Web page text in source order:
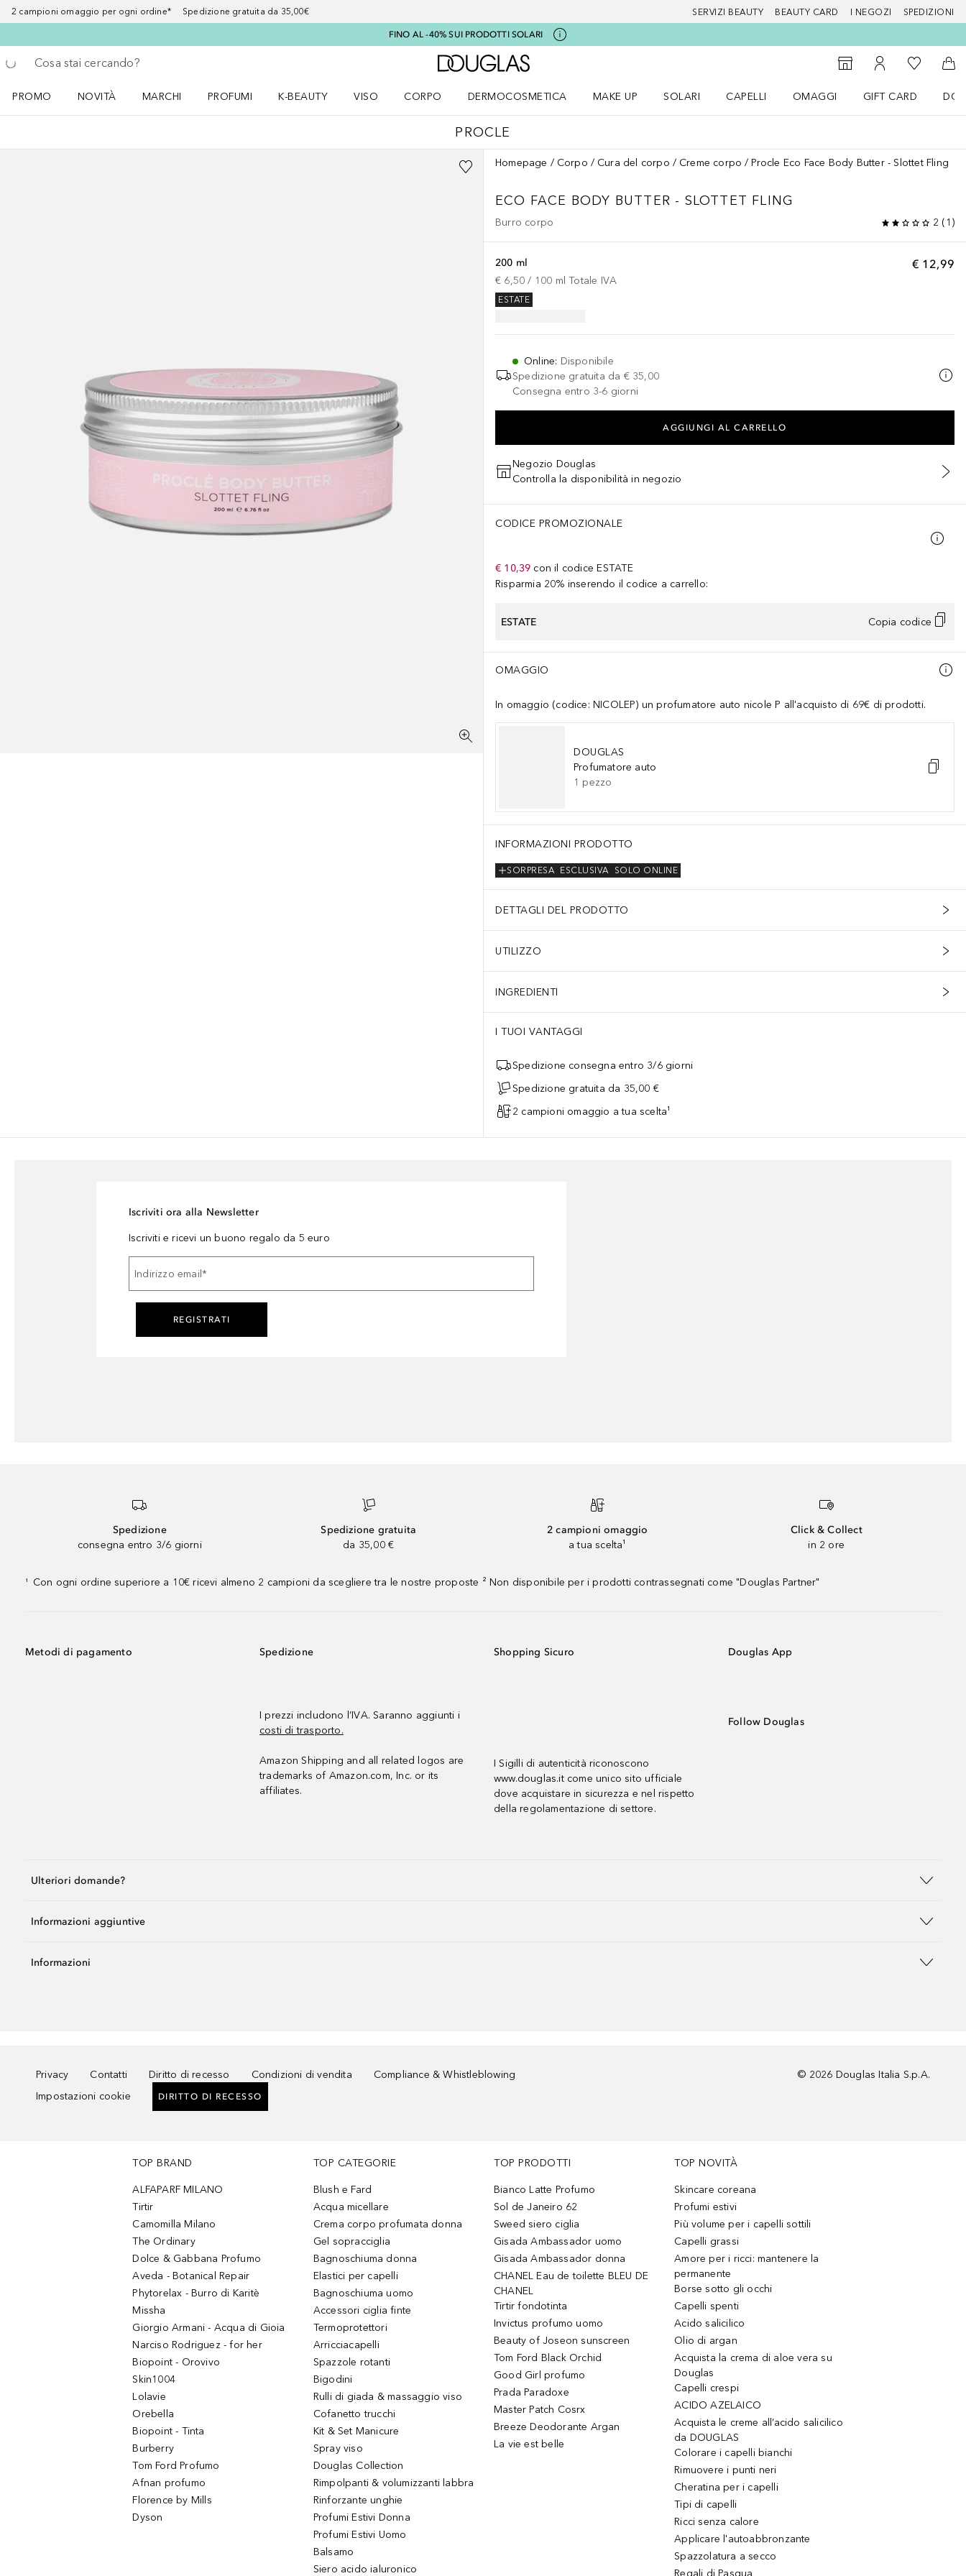
2 campioni omaggio per ogni ordine* Spedizione gratuita da 35,00€ SERVIZI BEAUTY BEAUTY CARD I NEGOZI SPEDIZIONI
FINO AL -40% SUI PRODOTTI SOLARI
Torna indietro
Esegui ricerca
A Douglas Home
StorefinderAl Mio Account
Alla Mia
Al
PROMO
NOVITÀ
MARCHI
PROFUMI
K-BEAUTY
VISO
CORPO
DERMOCOSMETICA
MAKE UP
SOLARI
CAPELLI
OMAGGI
GIFT CARD
PROCLE
Homepage Corpo Cura del corpo Creme corpo Procle Eco Face Body Butter - Slottet Fling
ECO FACE BODY BUTTER - SLOTTET FLING
Burro corpo 2 ( 1 )
€ 12,99
200 ml
€ 6,50 / 100 ml Totale IVA
ESTATE
Online: Disponibile
Spedizione gratuita da € 35,00
Consegna entro 3-6 giorni
AGGIUNGI AL CARRELLO
Negozio Douglas
Controlla la disponibilità in negozio
CODICE PROMOZIONALE
€ 10,39 con il codice ESTATE
Risparmia 20% inserendo il codice a carrello:
ESTATE Copia codice
OMAGGIO
In omaggio (codice: NICOLEP) un profumatore auto nicole P all'acquisto di 69€ di prodotti.
DOUGLAS
Profumatore auto
1 pezzo
INFORMAZIONI PRODOTTO
SOLO ONLINE
ESCLUSIVA
SORPRESA
DETTAGLI DEL PRODOTTO
UTILIZZO
INGREDIENTI
I TUOI VANTAGGI
Spedizione consegna entro 3/6 giorni
Spedizione gratuita da 35,00 €
2 campioni omaggio a tua scelta¹
Iscriviti ora alla Newsletter
Iscriviti e ricevi un buono regalo da 5 euro
Indirizzo email *
REGISTRATI
Spedizione
consegna entro 3/6 giorni
Spedizione gratuita
da 35,00 €
2 campioni omaggio
a tua scelta¹
Click & Collect
in 2 ore
¹ Con ogni ordine superiore a 10€ ricevi almeno 2 campioni da scegliere tra le nostre proposte ² Non disponibile per i prodotti contrassegnati come "Douglas Partner"
Metodi di pagamento Spedizione
I prezzi includono l’IVA. Saranno aggiunti i
costi di trasporto.
Amazon Shipping and all related logos are
trademarks of Amazon.com, Inc. or its
affiliates.
Shopping Sicuro
I Sigilli di autenticità riconoscono
www.douglas.it come unico sito ufficiale
dove acquistare in sicurezza e nel rispetto
della regolamentazione di settore.
Douglas App
Follow Douglas
Ulteriori domande?
Informazioni aggiuntive
Informazioni
Privacy Contatti Diritto di recesso Condizioni di vendita
Compliance & Whistleblowing
Impostazioni cookie
DIRITTO DI RECESSO
© 2026 Douglas Italia S.p.A.
TOP BRAND
ALFAPARF MILANO
Tirtir
Camomilla Milano
The Ordinary
Dolce & Gabbana Profumo
Aveda - Botanical Repair
Phytorelax - Burro di Karitè
Missha
Giorgio Armani - Acqua di Gioia
Narciso Rodriguez - for her
Biopoint - Orovivo
Skin1004
Lolavie
Orebella
Biopoint - Tinta
Burberry
Tom Ford Profumo
Afnan profumo
Florence by Mills
Dyson
TOP CATEGORIE
Blush e Fard
Acqua micellare
Crema corpo profumata donna
Gel sopracciglia
Bagnoschiuma donna
Elastici per capelli
Bagnoschiuma uomo
Accessori ciglia finte
Termoprotettori
Arricciacapelli
Spazzole rotanti
Bigodini
Rulli di giada & massaggio viso
Cofanetto trucchi
Kit & Set Manicure
Spray viso
Douglas Collection
Rimpolpanti & volumizzanti labbra
Rinforzante unghie
Profumi Estivi Donna
Profumi Estivi Uomo
Balsamo
Siero acido ialuronico
TOP PRODOTTI
Bianco Latte Profumo
Sol de Janeiro 62
Sweed siero ciglia
Gisada Ambassador uomo
Gisada Ambassador donna
CHANEL Eau de toilette BLEU DE
CHANEL
Tirtir fondotinta
Invictus profumo uomo
Beauty of Joseon sunscreen
Tom Ford Black Orchid
Good Girl profumo
Prada Paradoxe
Master Patch Cosrx
Breeze Deodorante Argan
La vie est belle
TOP NOVITÀ
Skincare coreana
Profumi estivi
Più volume per i capelli sottili
Capelli grassi
Amore per i ricci: mantenere la
permanente
Borse sotto gli occhi
Capelli spenti
Acido salicilico
Olio di argan
Acquista la crema di aloe vera su
Douglas
Capelli crespi
ACIDO AZELAICO
Acquista le creme all’acido salicilico
da DOUGLAS
Colorare i capelli bianchi
Rimuovere i punti neri
Cheratina per i capelli
Tipi di capelli
Ricci senza calore
Applicare l'autoabbronzante
Spazzolatura a secco
Regali di Pasqua